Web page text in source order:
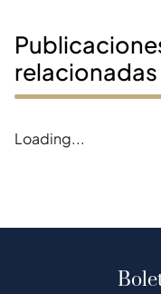
relacionadas
Loading...